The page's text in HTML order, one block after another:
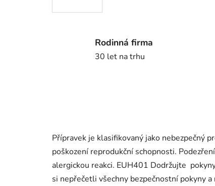
Rodinná firma
30 let na trhu
Přípravek je klasifikovaný jako nebezpečný
poškození reprodukční schopnosti.
alergickou reakci. EUH401 Dodržujte
si nepřečetli všechny bezpečnostní pokyny